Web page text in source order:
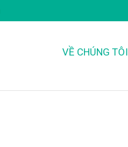
VỀ CHÚNG TÔI